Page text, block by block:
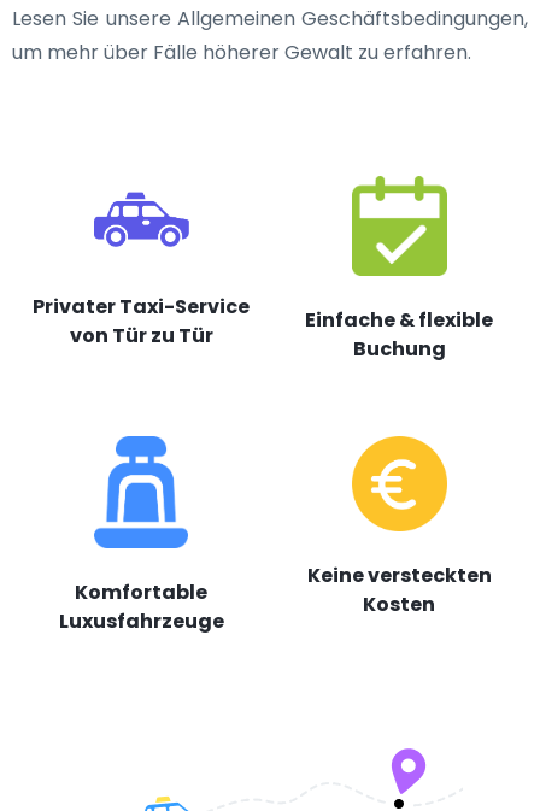
Lesen Sie unsere Allgemeinen Geschäftsbedingungen,
um mehr über Fälle höherer Gewalt zu erfahren.
Privater Taxi-Service
von Tür zu Tür
Einfache & flexible
Buchung
Komfortable
Luxusfahrzeuge
Keine versteckten
Kosten